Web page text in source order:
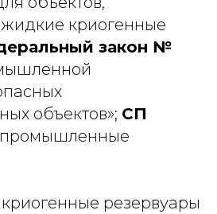
криогенные
закон №
объектов»; СП
резервуары